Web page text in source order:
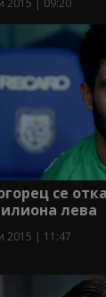
се
лева
2015 | 11:47